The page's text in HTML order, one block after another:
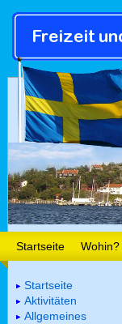
Startseite Wohin?
Startseite
Aktivitäten
Allgemeines